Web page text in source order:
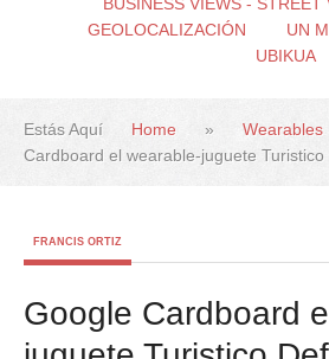
GEOLOCALIZACIÓN
UN
UBIKUA
Estás Aquí Home » Wearables
Cardboard el wearable-juguete Turistico
FRANCIS ORTIZ
Google Cardboard